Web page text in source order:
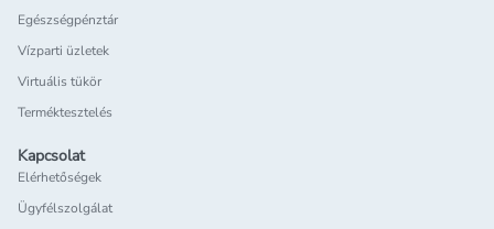
Egészségpénztár
Vízparti üzletek
Virtuális tükör
Terméktesztelés
Kapcsolat
Elérhetőségek
Ügyfélszolgálat